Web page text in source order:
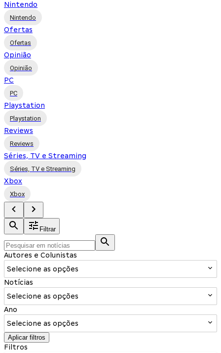
Nintendo
Nintendo
Ofertas
Ofertas
Opinião
Opinião
PC
PC
Playstation
Playstation
Reviews
Reviews
Séries, TV e Streaming
Séries, TV e Streaming
Xbox
Xbox
Filtrar
Autores e Colunistas
Selecione as opções
Notícias
Selecione as opções
Ano
Selecione as opções
Aplicar filtros
Filtros